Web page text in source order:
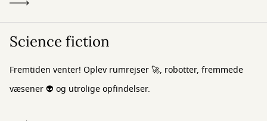
Science fiction
Fremtiden venter! Oplev rumrejser 🚀, robotter, fremmede
væsener 👽 og utrolige opfindelser.